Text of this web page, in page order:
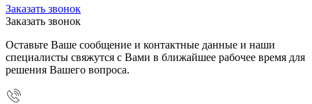
Заказать звонок
Заказать звонок
Оставьте Ваше сообщение и контактные данные и наши
специалисты свяжутся с Вами в ближайшее рабочее время для
решения Вашего вопроса.